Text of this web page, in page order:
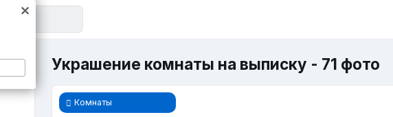
Украшение комнаты на выписку - 71 фото
Комнаты